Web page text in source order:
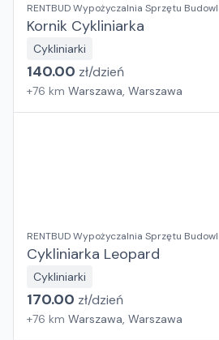
RENTBUD Wypożyczalnia Sprzętu
Elektronarzędzi
Kornik Cykliniarka
Cykliniarki
140.00 zł/dzień
+76 km Warszawa, Warszawa
RENTBUD Wypożyczalnia Sprzętu
Elektronarzędzi
Cykliniarka Leopard
Cykliniarki
170.00 zł/dzień
+76 km Warszawa, Warszawa